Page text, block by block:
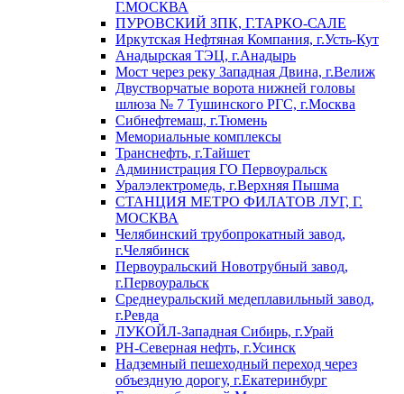
Г.МОСКВА
ПУРОВСКИЙ ЗПК, Г.ТАРКО-САЛЕ
Иркутская Нефтяная Компания, г.Усть-Кут
Анадырская ТЭЦ, г.Анадырь
Мост через реку Западная Двина, г.Велиж
Двустворчатые ворота нижней головы
шлюза № 7 Тушинского РГС, г.Москва
Сибнефтемаш, г.Тюмень
Мемориальные комплексы
Транснефть, г.Тайшет
Администрация ГО Первоуральск
Уралэлектромедь, г.Верхняя Пышма
СТАНЦИЯ МЕТРО ФИЛАТОВ ЛУГ, Г.
МОСКВА
Челябинский трубопрокатный завод,
г.Челябинск
Первоуральский Новотрубный завод,
г.Первоуральск
Среднеуральский медеплавильный завод,
г.Ревда
ЛУКОЙЛ-Западная Сибирь, г.Урай
РН-Северная нефть, г.Усинск
Надземный пешеходный переход через
объездную дорогу, г.Екатеринбург